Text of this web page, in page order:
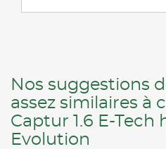
Nos suggestions
assez similaires à
Captur 1.6 E-Tech
Evolution